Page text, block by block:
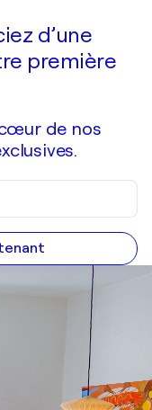
d’une
première
de nos